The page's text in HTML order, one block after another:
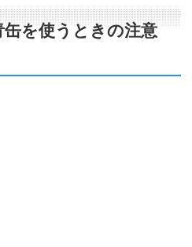
を使うときの注意